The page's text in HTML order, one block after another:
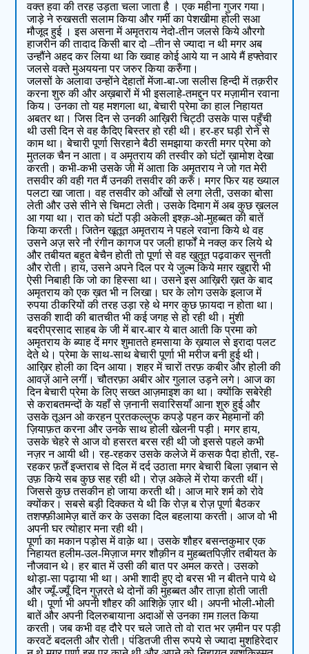
वक्त हवा की तरह उड़ता चला जाता है । एक महीना गुजर गया।
जाड़े ने रुखसती सलाम किया और गर्मी का पेशखीमा होली सआ
मौजूद हुई । इस असना में अमृतराय नेदो-तीन जलसे किये औरगो
हाजरीन की तादाद किसी बार दो –तीन से ज्यादा न थी मगर अब
उन्हौंने अहद कर लिया था कि ख्वाह कोई आये या न आये मैं हफ्तेवार
जलसे वक्ते मुअययना पर जरुर किया करुँगा।
जलसों के अलावा उन्होंने देहातों मेंजा-बा-जा सलीस हिन्दी में तक़रीर
करना शुरु की और अख़बारों में भी इसलाहे-तमद्दुन पर मज़ामीन रवाना
किय। उनका तो यह मशगला था, बेचारी प्रेमा का हाल निहायत
अबतर था। जिस दिन से उनकी आख़िरी चिट्ठी उसके पास पहुँची
थी उसी दिन से वह कैदिए बिस्तर हो रही थी। हर-हर घड़ी रोने से
काम था। बेचारी पूर्णा सिरहाने बैठी समझाया करती मगर प्रेमा को
मुतलक चैन न आता। व अमृतराय की तस्वीर को घंटों ख़ामोश देखा
करती। कभी-कभी उसके जी में आता कि अमृतराय ने जो गत मेरी
तसवीर की वही गत मैं उनकी तसवीर की करुँ। मगर फिर यह ख्याल
पलटा खा जाता। वह तसवीर को आँखों से लगा लेती, उसका बोसा
लेती और उसे सीने से चिमटा लेती। उसके दिमाग में अब कुछ ख़लल
आ गया था। रात को घंटों पड़ी अकेली इश्क़-ओ-मुहब्बत की बातें
किया करती। जितेन खूतूत अमृतराय ने पहले रवाना किये थे वह
उसने अज़ सरे नौ रंगीन कागज पर जली हार्फों मे नक्ल़ कर लिये थे
और तबीयत बहुत बेचैन होती तो पूर्णा से वह खुतूत पढ़वाकर सुनती
और रोती। हाय, उसने अपने दिल पर ये जुल्म किये मग़र खुद्दारी भी
ऐसी निबाही कि जो का हिस्सा था। उसने इस आख़िरी ख़त के बाद
अमृतराय को एक ख़त भी न लिखा। घर के लोग उसके इलाज में
रुपया ठीकरियों की तरह उड़ा रहे थे मगर कुछ फ़ायदा न होता था।
उसकी शादी की बातचीत भी कई जगह से हो रही थी। मुंशी
बदरीप्रसाद साहब के जी में बार-बार ये बात आती कि प्रमा को
अमृतराय के ब्याह दें मगर शुमातते हमसाया के ख़याल से इरादा पलट
देते थे। प्रेमा के साथ-साथ बेचारी पूर्णा भी मरीज बनी हुई थी।
आख़िर होली का दिन आया। शहर में चारों तरफ़ कबीर और होली की
आवज़ें आने लगीं। चौतरफ़ा अबीर ओर गुलाल उड़ने लगे। आज का
दिन बेचारी प्रेमा के लिए सख्त आज़माइश का था। क्योंकि सबेरेही
से कराबतमन्दों के यहाँ से ज़नानी सवारिसयाँ आना शुरु हुई और
उसके तूअन ओ करहन पुरतकल्लुफ कपड़े पहन कर मेहमानों की
ज़ियाफ़त करना और उनके साथ होली खेलनी पड़ी। मगर हाय,
उसके चेहरे से आज वो हसरत बरस रही थी जो इससे पहले कभी
नज़र न आयी थी। रह-रहकर उसके कलेजे में कसक पैदा होती, रह-
रहकर फ़र्तें इज्तराब से दिल में दर्द उठाता मगर बेचारी बिला ज़बान से
उफ़ किये सब कुछ सह रही थी। रोज़ अकेले में रोया करती थीं।
जिससे कुछ तसकीन हो जाया करती थी। आज मारे शर्म को रोवे
क्योंकर। सबसे बड़ी दिक्कत ये थी कि रोज़ ब रोज़ पूर्णा बैठकर
तशफ्फ़ीआमेज़ बातें कर के उसका दिल बहलाया करती। आज वो भी
अपनी घर त्योहार मना रही थी।
पूर्णा का मकान पड़ोस में वाक़े था। उसके शौहर बसन्तकुमार एक
निहायत हलीम-उल-मिज़ाज मगर शौक़ीन व मुहब्बतपिज़ीर तबीयत के
नौजवान थे। हर बात में उसी की बात पर अमल करते। उसको
थोड़ा-सा पढ़ाया भी था। अभी शादी हुए दो बरस भी न बीतने पाये थे
और ज्यूँ-ज्यूँ दिन गुज़रते थे दोनों की मुहब्बत और ताज़ा होती जाती
थी। पूर्णा भी अपनी शौहर की आशिक़े ज़ार थी। अपनी भोली-भोली
बातें और अपनी दिलरुबायाना अदाओं से उनका ग़म ग़लत किया
करती। जब कभी वह दौरे पर चले जाते तो वो रात भर ज़मीन पर पड़ी
करवटें बदलती और रोती। पंडितजी तीस रुपये से ज्यादा मुशहिरेदार